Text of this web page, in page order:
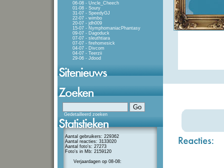
06-08 - Uncle_Cheech
01-08 - Soury
31-07 - SpeedyGJ
22-07 - wimbo
20-07 - jdh009
15-07 - NymphomaniacPhantasy
09-07 - Dagoduck
07-07 - sleuthtiara
07-07 - firehomesick
04-07 - Divcom
04-07 - Teerzii
29-06 - Jdood
Gedetailleerd zoeken
Aantal gebruikers: 229362
Aantal reacties: 3133020
Aantal foto's: 27273
Foto's in Mb: 2159120
Verjaardagen op 08-08: